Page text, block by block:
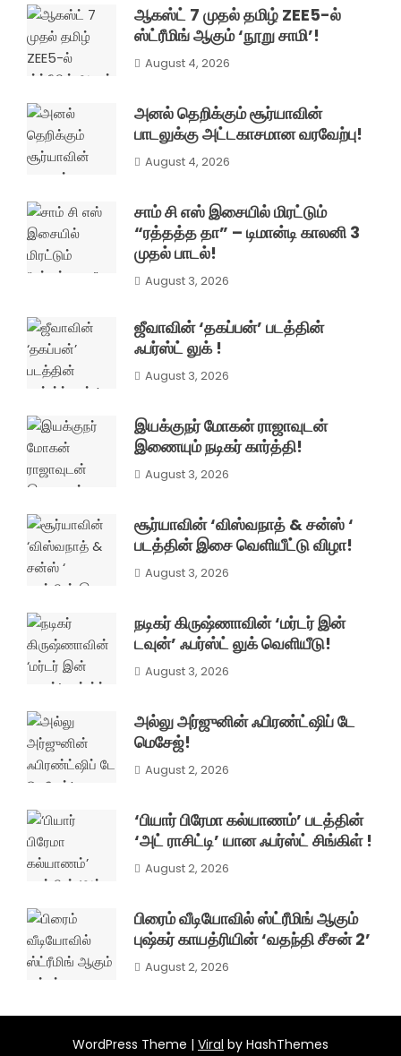
ஆகஸ்ட் 7 முதல் தமிழ் ZEE5-ல்
ஸ்ட்ரீமிங் ஆகும் ‘நூறு சாமி’!
August 4, 2026
அனல் தெறிக்கும் சூர்யாவின்
பாடலுக்கு அட்டகாசமான வரவேற்பு!
August 4, 2026
சாம் சி எஸ் இசையில் மிரட்டும்
“ரத்தத்த தா” – டிமான்டி காலனி 3
முதல் பாடல்!
August 3, 2026
ஜீவாவின் ‘தகப்பன்’ படத்தின்
ஃபர்ஸ்ட் லுக் !
August 3, 2026
இயக்குநர் மோகன் ராஜாவுடன்
இணையும் நடிகர் கார்த்தி!
August 3, 2026
சூர்யாவின் ‘விஸ்வநாத் & சன்ஸ் ‘
படத்தின் இசை வெளியீட்டு விழா!
August 3, 2026
நடிகர் கிருஷ்ணாவின் ‘மர்டர் இன்
டவுன்’ ஃபர்ஸ்ட் லுக் வெளியீடு!
August 3, 2026
அல்லு அர்ஜுனின் ஃபிரண்ட்ஷிப் டே
மெசேஜ்!
August 2, 2026
‘பியார் பிரேமா கல்யாணம்’ படத்தின்
‘அட் ராசிட்டி’ யான ஃபர்ஸ்ட் சிங்கிள் !
August 2, 2026
பிரைம் வீடியோவில் ஸ்ட்ரீமிங் ஆகும்
புஷ்கர் காயத்ரியின் ‘வதந்தி சீசன் 2’
August 2, 2026
WordPress Theme | Viral by HashThemes